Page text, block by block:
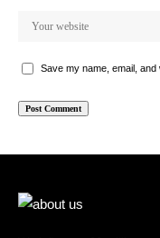
Save my name, email,